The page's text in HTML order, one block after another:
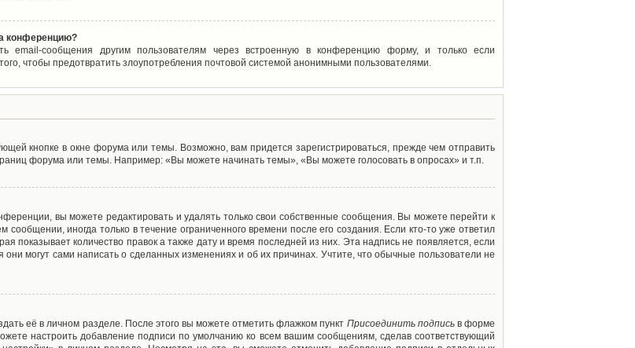
конференцию?
email-сообщения другим пользователям через встроенную в конференцию форму, и только если
чтобы предотвратить злоупотребления почтовой системой анонимными пользователями.
кнопке в окне форума или темы. Возможно, вам придется зарегистрироваться, прежде чем отправить
форума или темы. Например: «Вы можете начинать темы», «Вы можете голосовать в опросах» и т.п.
вы можете редактировать и удалять только свои собственные сообщения. Вы можете перейти к
сообщении, иногда только в течение ограниченного времени после его создания. Если кто-то уже ответил
показывает количество правок а также дату и время последней из них. Эта надпись не появляется, если
могут сами написать о сделанных изменениях и об их причинах. Учтите, что обычные пользователи не
её в личном разделе. После этого вы можете отметить флажком пункт Присоединить подписьв форме
настроить добавление подписи по умолчанию ко всем вашим сообщениям, сделав соответствующий